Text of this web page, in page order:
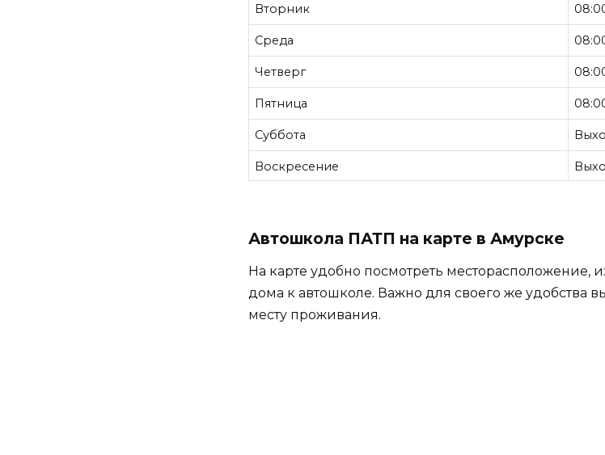
Вторник
Среда
Четверг
Пятница
Суббота
Воскресение
Автошкола ПАТП на карте в Амурске
На карте удобно посмотреть месторасположение,
дома к автошколе. Важно для своего же удобства
месту проживания.